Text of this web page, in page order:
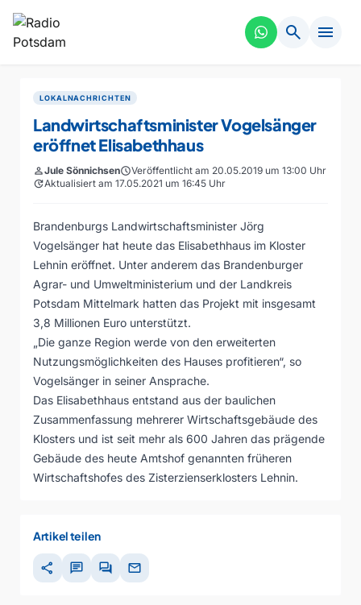
search menu
LOKALNACHRICHTEN
Landwirtschaftsminister Vogelsänger
eröffnet Elisabethhaus
personJule SönnichsenscheduleVeröffentlicht am 20.05.2019 um 13:00 Uhr
updateAktualisiert am 17.05.2021 um 16:45 Uhr
Brandenburgs Landwirtschaftsminister Jörg
Vogelsänger hat heute das Elisabethhaus im Kloster
Lehnin eröffnet. Unter anderem das Brandenburger
Agrar- und Umweltministerium und der Landkreis
Potsdam Mittelmark hatten das Projekt mit insgesamt
3,8 Millionen Euro unterstützt.
„Die ganze Region werde von den erweiterten
Nutzungsmöglichkeiten des Hauses profitieren“, so
Vogelsänger in seiner Ansprache.
Das Elisabethhaus entstand aus der baulichen
Zusammenfassung mehrerer Wirtschaftsgebäude des
Klosters und ist seit mehr als 600 Jahren das prägende
Gebäude des heute Amtshof genannten früheren
Wirtschaftshofes des Zisterzienserklosters Lehnin.
Artikel teilen
share chat forum mail